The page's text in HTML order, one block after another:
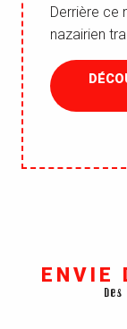
Derrière ce
nazairien
ENVIE